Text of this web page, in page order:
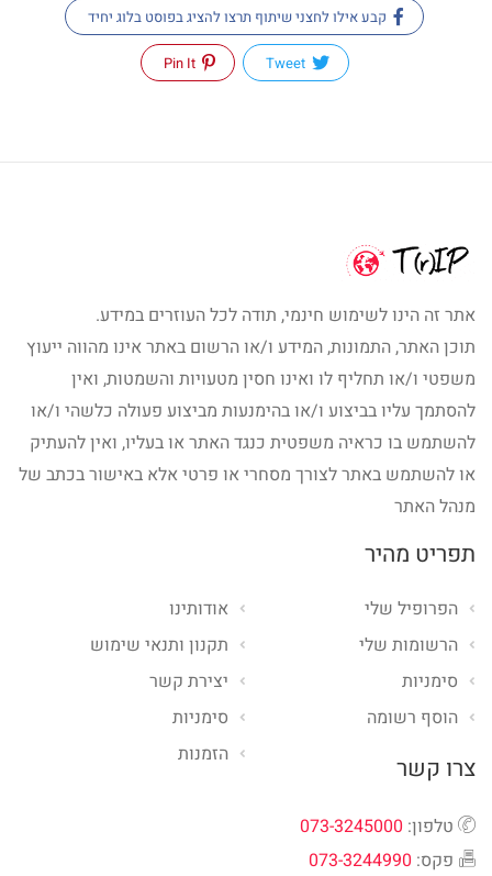
קבע אילו לחצני שיתוף תרצו להציג בפוסט בלוג יחיד
Tweet
Pin It
אתר זה הינו לשימוש חינמי, תודה לכל העוזרים במידע.
תוכן האתר, התמונות, המידע ו/או הרשום באתר אינו מהווה ייעוץ
משפטי ו/או תחליף לו ואינו חסין מטעויות והשמטות, ואין
להסתמך עליו בביצוע ו/או בהימנעות מביצוע פעולה כלשהי ו/או
להשתמש בו כראיה משפטית כנגד האתר או בעליו, ואין להעתיק
או להשתמש באתר לצורך מסחרי או פרטי אלא באישור בכתב של
מנהל האתר
תפריט מהיר
אודותינו
תקנון ותנאי שימוש
יצירת קשר
סימניות
הזמנות
הפרופיל שלי
הרשומות שלי
סימניות
הוסף רשומה
צרו קשר
טלפון: 073-3245000
פקס: 073-3244990